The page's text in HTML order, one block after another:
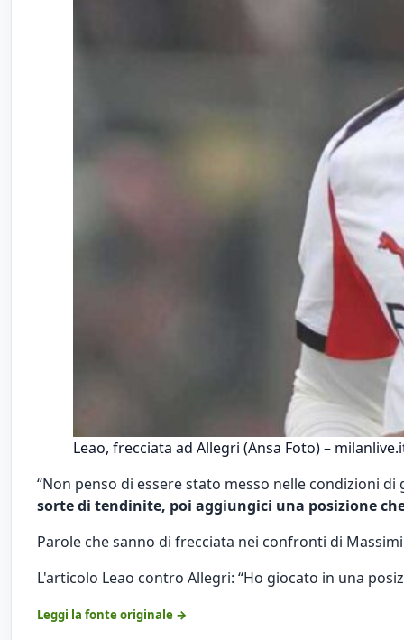
Leao, frecciata ad Allegri (Ansa Foto) –
“Non penso di essere stato messo nelle condizioni
sorte di tendinite, poi aggiungici una posizione
Parole che sanno di frecciata nei confronti di
L'articolo Leao contro Allegri: “Ho giocato in una
Leggi la fonte originale →